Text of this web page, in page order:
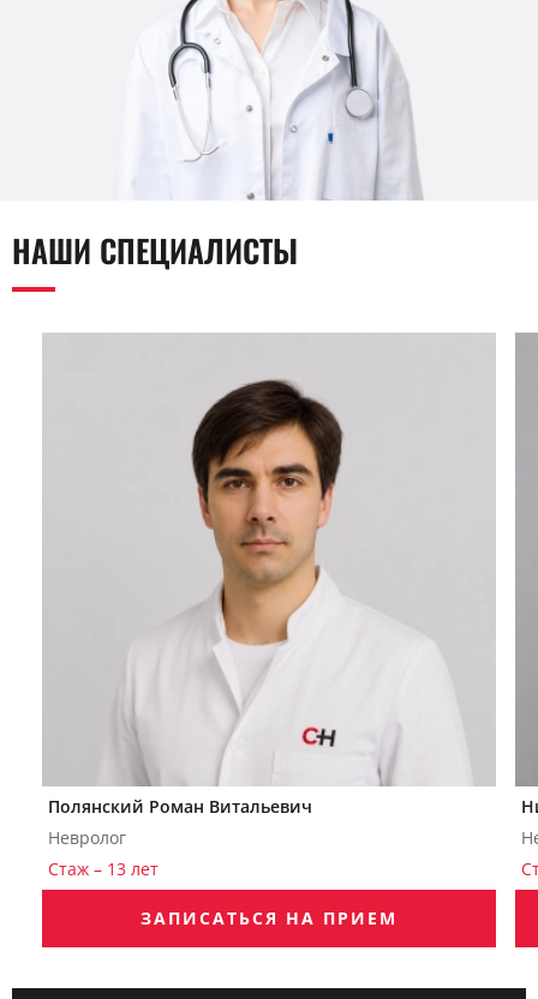
НАШИ СПЕЦИАЛИСТЫ
Полянский Роман Витальевич
Невролог
Стаж – 13 лет
ЗАПИСАТЬСЯ НА ПРИЕМ